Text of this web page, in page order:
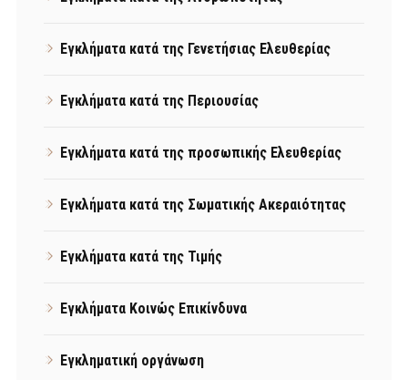
Εγκλήματα κατά της Γενετήσιας Ελευθερίας
Εγκλήματα κατά της Περιουσίας
Εγκλήματα κατά της προσωπικής Ελευθερίας
Εγκλήματα κατά της Σωματικής Ακεραιότητας
Εγκλήματα κατά της Τιμής
Εγκλήματα Κοινώς Επικίνδυνα
Εγκληματική οργάνωση